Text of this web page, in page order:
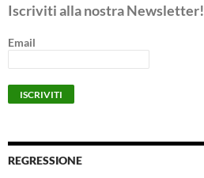
Iscriviti alla nostra Newsletter!
Email
REGRESSIONE